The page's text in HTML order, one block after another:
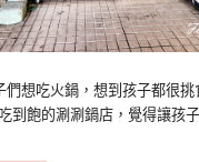
們想吃火鍋，想到孩子都很挑
到飽的涮涮鍋店，覺得讓孩